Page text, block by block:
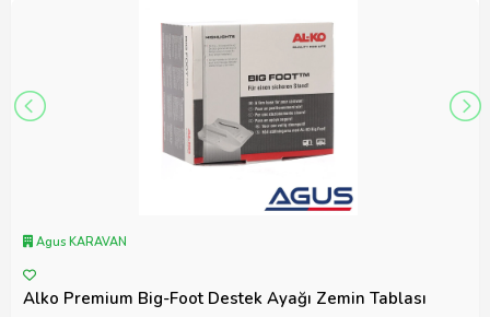
Agus KARAVAN
Alko Premium Big-Foot Destek Ayağı Zemin Tablası